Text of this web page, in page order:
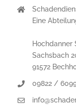
Eine
Hochdanner
Sachsbach
91572
09822 /